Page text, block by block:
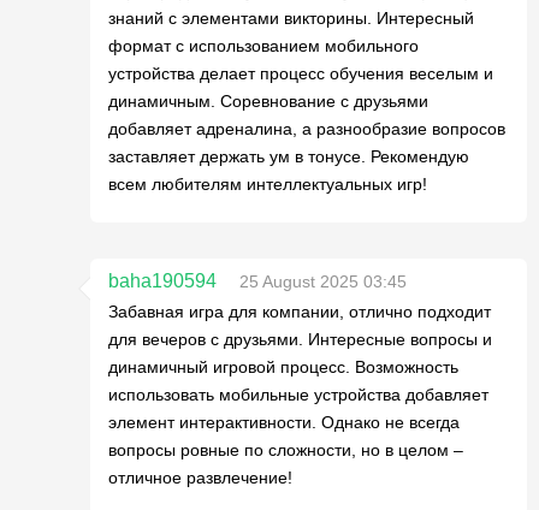
знаний с элементами викторины. Интересный
формат с использованием мобильного
устройства делает процесс обучения веселым и
динамичным. Соревнование с друзьями
добавляет адреналина, а разнообразие вопросов
заставляет держать ум в тонусе. Рекомендую
всем любителям интеллектуальных игр!
baha190594
25 August 2025 03:45
Забавная игра для компании, отлично подходит
для вечеров с друзьями. Интересные вопросы и
динамичный игровой процесс. Возможность
использовать мобильные устройства добавляет
элемент интерактивности. Однако не всегда
вопросы ровные по сложности, но в целом –
отличное развлечение!